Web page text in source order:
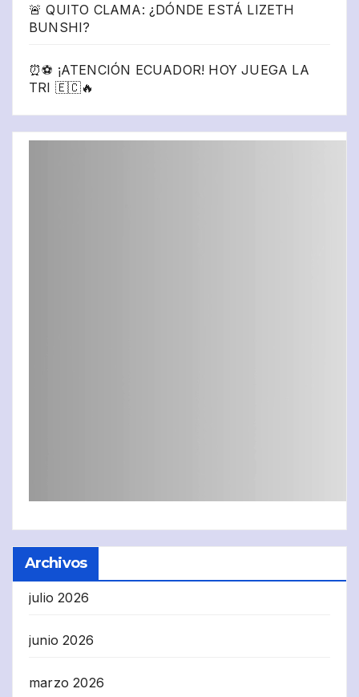
🚨 QUITO CLAMA: ¿DÓNDE ESTÁ LIZETH
BUNSHI?
⏰⚽ ¡ATENCIÓN ECUADOR! HOY JUEGA LA
TRI 🇪🇨🔥
Archivos
julio 2026
junio 2026
marzo 2026